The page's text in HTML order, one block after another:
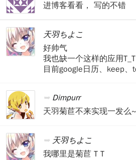
进博客看看， 写的不错
天羽ちよこ
好帅气
我也缺一个这样的应用T_T
目前google日历、keep
Dimpurr
天羽菊苣不来实现一发么~
天羽ちよこ
我哪里是菊苣 T T